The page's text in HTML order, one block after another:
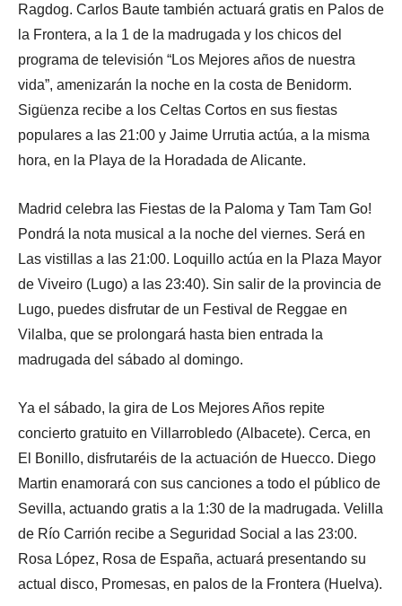
Ragdog. Carlos Baute también actuará gratis en Palos de
la Frontera, a la 1 de la madrugada y los chicos del
programa de televisión “Los Mejores años de nuestra
vida”, amenizarán la noche en la costa de Benidorm.
Sigüenza recibe a los Celtas Cortos en sus fiestas
populares a las 21:00 y Jaime Urrutia actúa, a la misma
hora, en la Playa de la Horadada de Alicante.
Madrid celebra las Fiestas de la Paloma y Tam Tam Go!
Pondrá la nota musical a la noche del viernes. Será en
Las vistillas a las 21:00. Loquillo actúa en la Plaza Mayor
de Viveiro (Lugo) a las 23:40). Sin salir de la provincia de
Lugo, puedes disfrutar de un Festival de Reggae en
Vilalba, que se prolongará hasta bien entrada la
madrugada del sábado al domingo.
Ya el sábado, la gira de Los Mejores Años repite
concierto gratuito en Villarrobledo (Albacete). Cerca, en
El Bonillo, disfrutaréis de la actuación de Huecco. Diego
Martin enamorará con sus canciones a todo el público de
Sevilla, actuando gratis a la 1:30 de la madrugada. Velilla
de Río Carrión recibe a Seguridad Social a las 23:00.
Rosa López, Rosa de España, actuará presentando su
actual disco, Promesas, en palos de la Frontera (Huelva).